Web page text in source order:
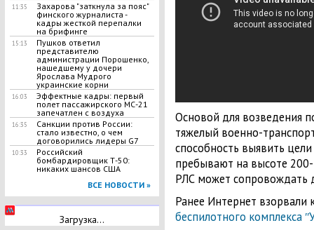
11:35
Захарова "заткнула за пояс"
финского журналиста -
кадры жесткой перепалки
на брифинге
15:13
Пушков ответил
представителю
администрации Порошенко,
нашедшему у дочери
Ярослава Мудрого
украинские корни
16:03
Эффектные кадры: первый
полет пассажирского МС-21
запечатлен с воздуха
16:35
Санкции против России:
стало известно, о чем
договорились лидеры G7
10:33
Российский
бомбардировщик Т-50:
никаких шансов США
ВСЕ НОВОСТИ »
Загрузка...
Основой для возведения
тяжелый военно-
способность выявить
пребывают на высоте
РЛС может сопровождать
Ранее Интернет
беспилотного комплекса